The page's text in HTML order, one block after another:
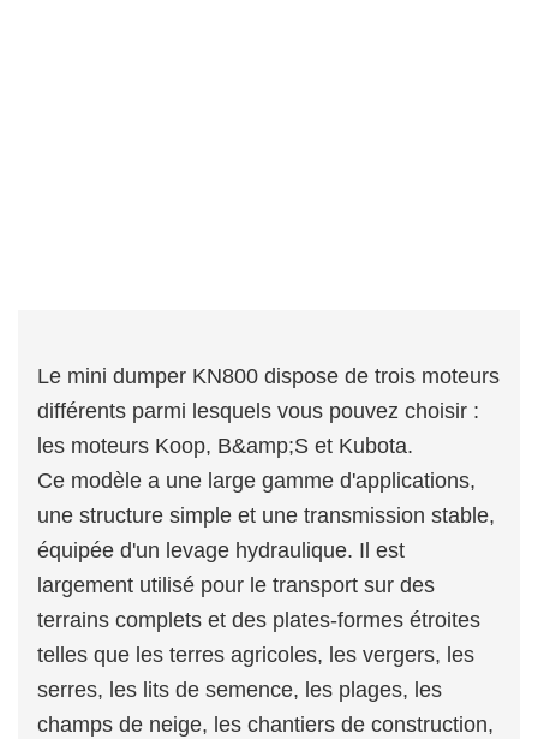
Le mini dumper KN800 dispose de trois moteurs
différents parmi lesquels vous pouvez choisir :
les moteurs Koop, B&amp;S et Kubota.
Ce modèle a une large gamme d'applications,
une structure simple et une transmission stable,
équipée d'un levage hydraulique. Il est
largement utilisé pour le transport sur des
terrains complets et des plates-formes étroites
telles que les terres agricoles, les vergers, les
serres, les lits de semence, les plages, les
champs de neige, les chantiers de construction,